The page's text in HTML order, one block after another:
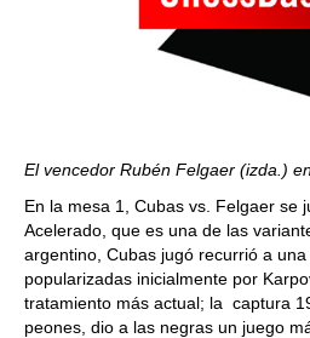
El vencedor Rubén Felgaer (izda.)
En la mesa 1, Cubas vs. Felgaer se
Acelerado, que es una de las
argentino, Cubas jugó recurrió a
popularizadas inicialmente por
tratamiento más actual; la captura
peones, dio a las negras un juego